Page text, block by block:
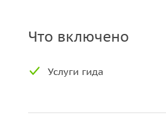
Что включено
Услуги гида